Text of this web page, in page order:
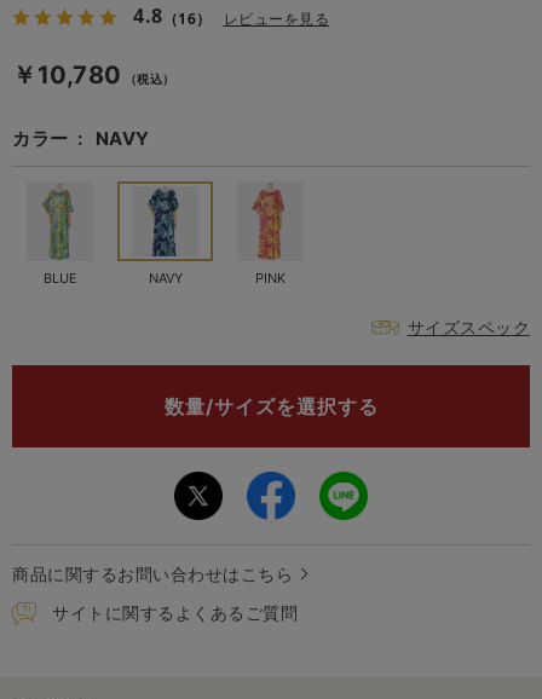
4.8 （16） レビューを見る
￥10,780 （税込）
カラー NAVY
BLUE NAVY PINK
サイズスペック
数量/サイズを選択する
商品に関するお問い合わせはこちら
サイトに関するよくあるご質問